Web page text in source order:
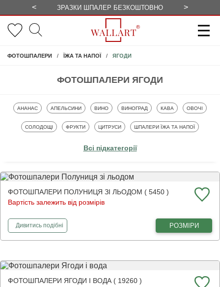
< ЗРАЗКИ ШПАЛЕР БЕЗКОШТОВНО >
ФОТОШПАЛЕРИ ЯГОДИ
ФОТОШПАЛЕРИ ЇЖА ТА НАПОЇ ЯГОДИ
ФОТОШПАЛЕРИ
АНАНАС ФОТОШПАЛЕРИ
АПЕЛЬСИНИ ФОТОШПАЛЕРИ
ВИНО ФОТОШПАЛЕРИ
ВИНОГРАД ФОТОШПАЛЕРИ
КАВА ОВОЧІ
ФОТОШПАЛЕРИ
СОЛОДОЩІ ФОТОШПАЛЕРИ
ФРУКТИ ФОТОШПАЛЕРИ
ЦИТРУСИ ФОТОШПАЛЕРИ
ШПАЛЕРИ ЇЖА ТА НАПОЇ
ФОТОШПАЛЕРИ
Всі підкатегорії
ФОТОШПАЛЕРИ ПОЛУНИЦЯ ЗІ ЛЬОДОМ ( 5450 )
Вартість залежить від розмірів
Дивитисьфотошпалери
подібні РОЗМІРИ
ФОТОШПАЛЕРИ ЯГОДИ І ВОДА ( 19260 )